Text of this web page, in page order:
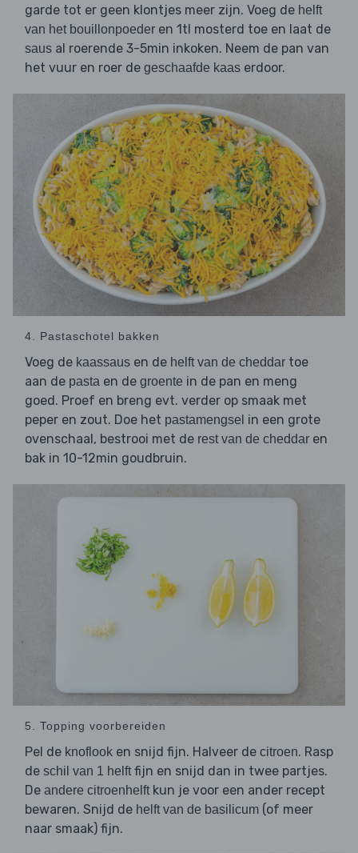
garde tot er geen klontjes meer zijn. Voeg de helft
van het bouillonpoeder en 1tl mosterd toe en laat de
saus al roerende 3-5min inkoken. Neem de pan van
het vuur en roer de geschaafde kaas erdoor.
4. Pastaschotel bakken
Voeg de kaassaus en de helft van de cheddar toe
aan de pasta en de groente in de pan en meng
goed. Proef en breng evt. verder op smaak met
peper en zout. Doe het pastamengsel in een grote
ovenschaal, bestrooi met de rest van de cheddar en
bak in 10-12min goudbruin.
5. Topping voorbereiden
Pel de knoflook en snijd fijn. Halveer de citroen. Rasp
de schil van 1 helftfijn en snijd dan in twee partjes.
De andere citroenhelftkun je voor een ander recept
bewaren. Snijd de helft van de basilicum (of meer
naar smaak) fijn.